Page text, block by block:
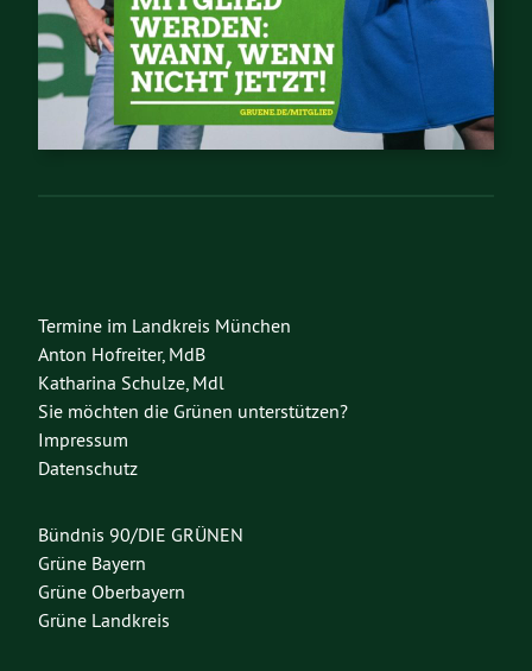
Termine im Landkreis München
Anton Hofreiter, MdB
Katharina Schulze, Mdl
Sie möchten die Grünen unterstützen?
Impressum
Datenschutz
Bündnis 90/DIE GRÜNEN
Grüne Bayern
Grüne Oberbayern
Grüne Landkreis